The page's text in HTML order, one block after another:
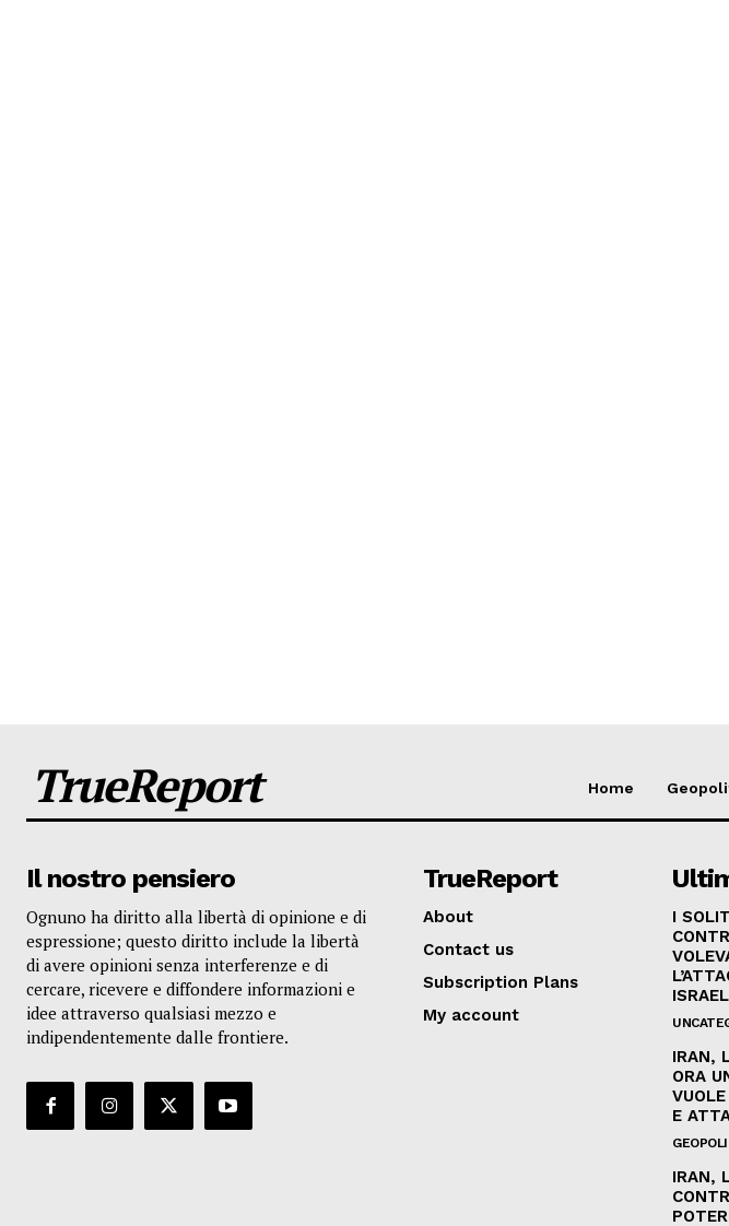
TrueReport Home
Il nostro pensiero
Ognuno ha diritto alla libertà di opinione e di
espressione; questo diritto include la libertà
di avere opinioni senza interferenze e di
cercare, ricevere e diffondere informazioni e
idee attraverso qualsiasi mezzo e
indipendentemente dalle frontiere.
TrueReport
About
Contact us
Subscription Plans
My account
I
IRAN,
ORA
E
IRAN,